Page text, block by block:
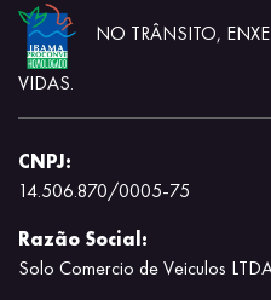
NO TRÂNSITO,
VIDAS.
CNPJ:
14.506.870/0005-75
Razão Social:
Solo Comercio de Veiculos